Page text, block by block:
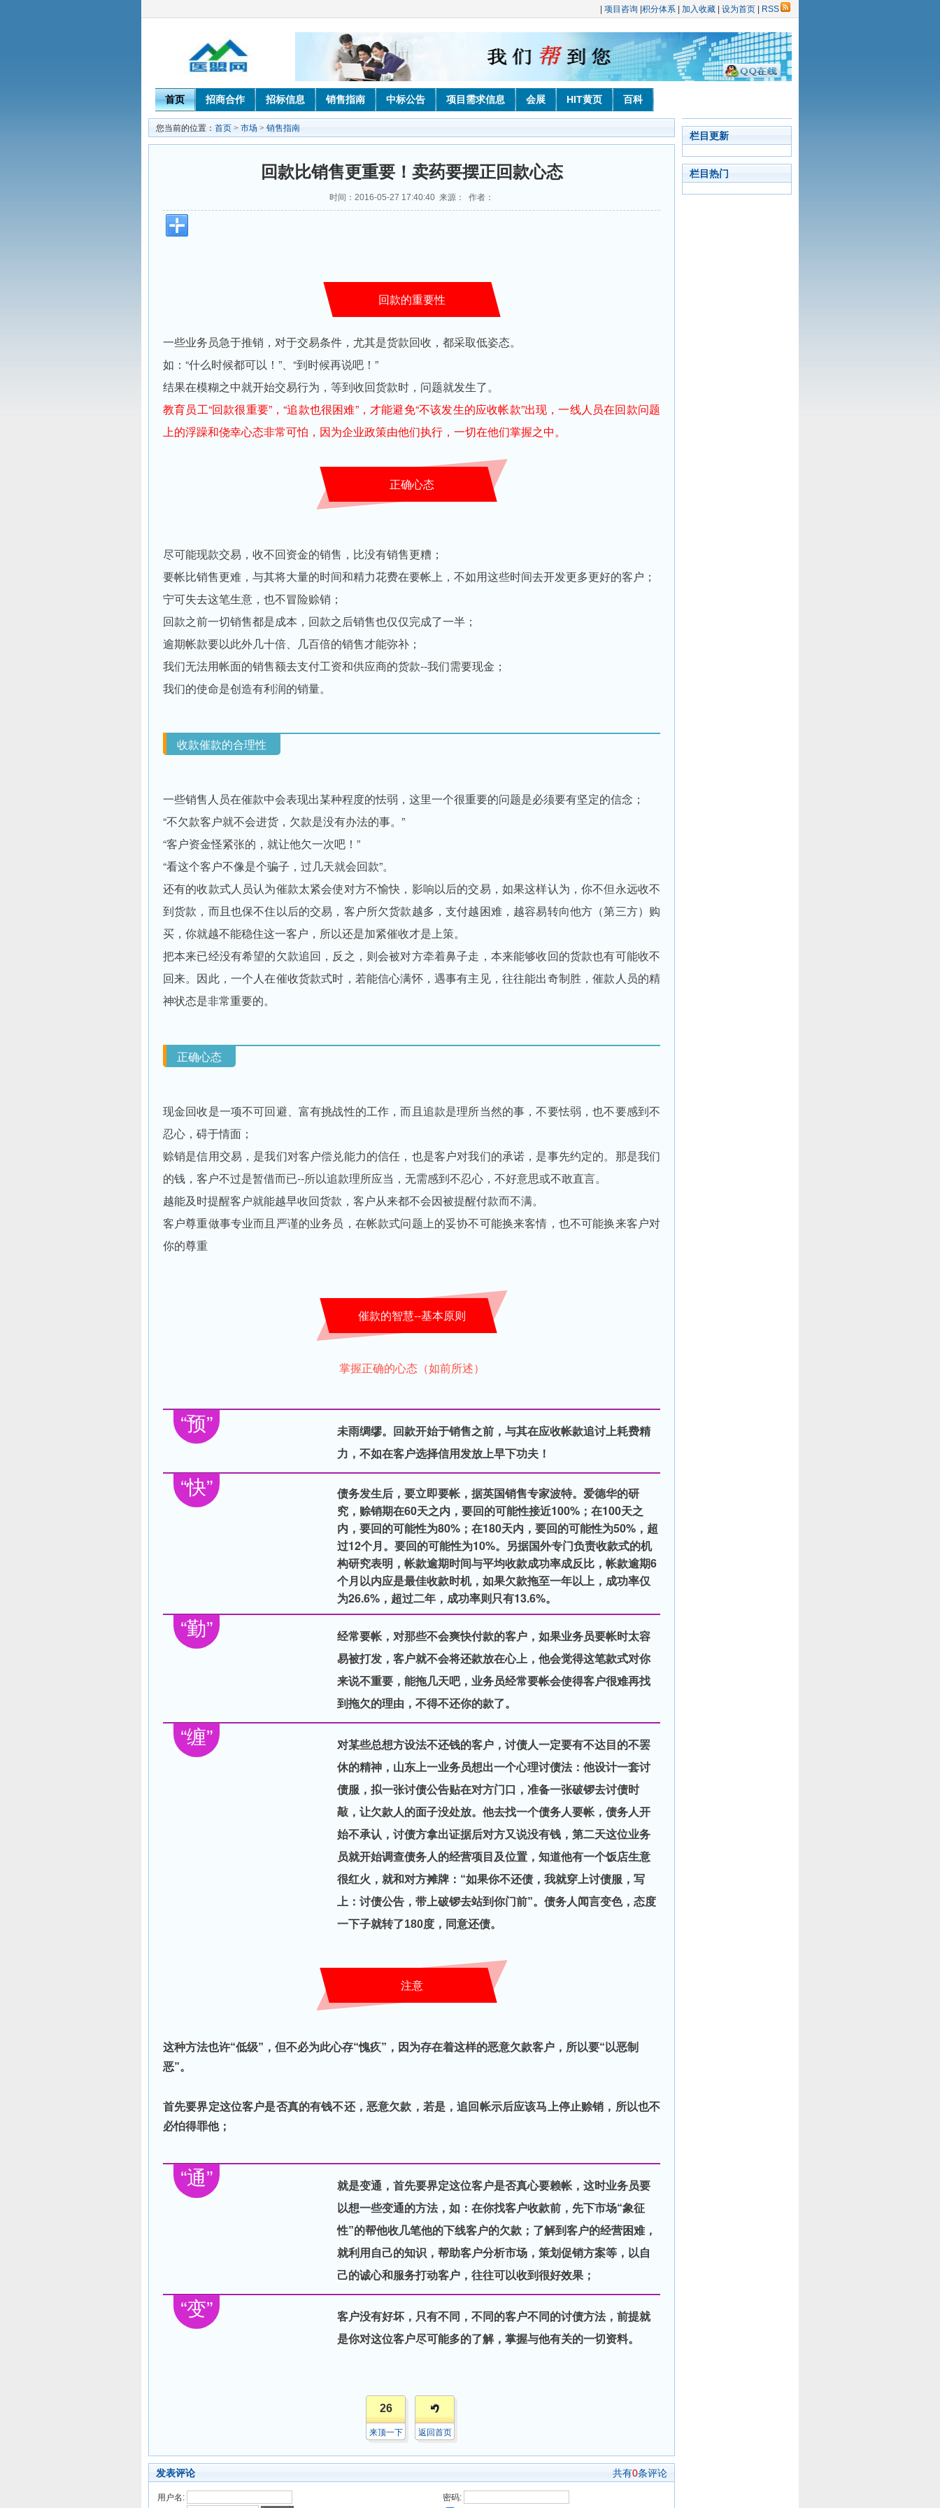
项目咨询 积分体系 加入收藏 设为首页 RSS
首页 招商合作 招标信息 销售指南 中标公告 项目需求信息 会展 HIT黄页 百科
您当前的位置： 首页 > 市场 > 销售指南
回款比销售更重要！卖药要摆正回款心态
时间：2016-05-27 17:40:40 来源： 作者：
回款的重要性
一些业务员急于推销，对于交易条件，尤其是货款回收，都采取低姿态。
如：“什么时候都可以！”、“到时候再说吧！”
结果在模糊之中就开始交易行为，等到收回货款时，问题就发生了。
教育员工“回款很重要”，“追款也很困难”，才能避免“不该发生的应收帐款”出现，一线人员在回款问题
上的浮躁和侥幸心态非常可怕，因为企业政策由他们执行，一切在他们掌握之中。
正确心态
尽可能现款交易，收不回资金的销售，比没有销售更糟；
要帐比销售更难，与其将大量的时间和精力花费在要帐上，不如用这些时间去开发更多更好的客户；
宁可失去这笔生意，也不冒险赊销；
回款之前一切销售都是成本，回款之后销售也仅仅完成了一半；
逾期帐款要以此外几十倍、几百倍的销售才能弥补；
我们无法用帐面的销售额去支付工资和供应商的货款--我们需要现金；
我们的使命是创造有利润的销量。
收款催款的合理性
一些销售人员在催款中会表现出某种程度的怯弱，这里一个很重要的问题是必须要有坚定的信念；
“不欠款客户就不会进货，欠款是没有办法的事。”
“客户资金怪紧张的，就让他欠一次吧！”
“看这个客户不像是个骗子，过几天就会回款”。
还有的收款式人员认为催款太紧会使对方不愉快，影响以后的交易，如果这样认为，你不但永远收不
到货款，而且也保不住以后的交易，客户所欠货款越多，支付越困难，越容易转向他方（第三方）购
买，你就越不能稳住这一客户，所以还是加紧催收才是上策。
把本来已经没有希望的欠款追回，反之，则会被对方牵着鼻子走，本来能够收回的货款也有可能收不
回来。因此，一个人在催收货款式时，若能信心满怀，遇事有主见，往往能出奇制胜，催款人员的精
神状态是非常重要的。
正确心态
现金回收是一项不可回避、富有挑战性的工作，而且追款是理所当然的事，不要怯弱，也不要感到不
忍心，碍于情面；
赊销是信用交易，是我们对客户偿兑能力的信任，也是客户对我们的承诺，是事先约定的。那是我们
的钱，客户不过是暂借而已--所以追款理所应当，无需感到不忍心，不好意思或不敢直言。
越能及时提醒客户就能越早收回货款，客户从来都不会因被提醒付款而不满。
客户尊重做事专业而且严谨的业务员，在帐款式问题上的妥协不可能换来客情，也不可能换来客户对
你的尊重
催款的智慧--基本原则
掌握正确的心态（如前所述）
“预”
未雨绸缪。回款开始于销售之前，与其在应收帐款追讨上耗费精
力，不如在客户选择信用发放上早下功夫！
“快”
债务发生后，要立即要帐，据英国销售专家波特。爱德华的研
究，赊销期在60天之内，要回的可能性接近100%；在100天之
内，要回的可能性为80%；在180天内，要回的可能性为50%，超
过12个月。要回的可能性为10%。另据国外专门负责收款式的机
构研究表明，帐款逾期时间与平均收款成功率成反比，帐款逾期6
个月以内应是最佳收款时机，如果欠款拖至一年以上，成功率仅
为26.6%，超过二年，成功率则只有13.6%。
“勤”
经常要帐，对那些不会爽快付款的客户，如果业务员要帐时太容
易被打发，客户就不会将还款放在心上，他会觉得这笔款式对你
来说不重要，能拖几天吧，业务员经常要帐会使得客户很难再找
到拖欠的理由，不得不还你的款了。
“缠”
对某些总想方设法不还钱的客户，讨债人一定要有不达目的不罢
休的精神，山东上一业务员想出一个心理讨债法：他设计一套讨
债服，拟一张讨债公告贴在对方门口，准备一张破锣去讨债时
敲，让欠款人的面子没处放。他去找一个债务人要帐，债务人开
始不承认，讨债方拿出证据后对方又说没有钱，第二天这位业务
员就开始调查债务人的经营项目及位置，知道他有一个饭店生意
很红火，就和对方摊牌：“如果你不还债，我就穿上讨债服，写
上：讨债公告，带上破锣去站到你门前”。债务人闻言变色，态度
一下子就转了180度，同意还债。
注意
这种方法也许“低级”，但不必为此心存“愧疚”，因为存在着这样的恶意欠款客户，所以要“以恶制
恶”。
首先要界定这位客户是否真的有钱不还，恶意欠款，若是，追回帐示后应该马上停止赊销，所以也不
必怕得罪他；
“通”
就是变通，首先要界定这位客户是否真心要赖帐，这时业务员要
以想一些变通的方法，如：在你找客户收款前，先下市场“象征
性”的帮他收几笔他的下线客户的欠款；了解到客户的经营困难，
就利用自己的知识，帮助客户分析市场，策划促销方案等，以自
己的诚心和服务打动客户，往往可以收到很好效果；
“变”
客户没有好坏，只有不同，不同的客户不同的讨债方法，前提就
是你对这位客户尽可能多的了解，掌握与他有关的一切资料。
26
来顶一下 返回首页
发表评论 共有0条评论
用户名:
密码:
栏目更新
栏目热门